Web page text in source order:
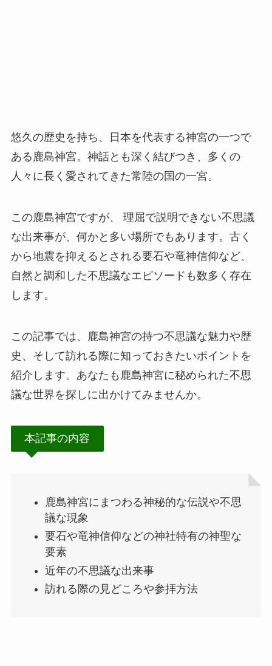
悠久の歴史を持ち、日本を代表する神宮の一つで
ある鹿島神宮。神話とも深く結びつき、多くの
人々に長く愛されてきた常陸の国の一宮。
この鹿島神宮ですが、 理屈で説明できない不思議
な出来事が、何かと多い場所でもあります。古く
から地震を抑えるとされる要石や竜神信仰など、
自然と調和した不思議なエピソードも数多く存在
します。
この記事では、鹿島神宮の持つ不思議な魅力や歴
史、そして訪れる際に知っておきたいポイントを
紹介します。あなたも鹿島神宮に秘められた不思
議な世界を探しに出かけてみませんか。
本記事の内容
鹿島神宮にまつわる神秘的な伝説や不思
議な現象
要石や竜神信仰などの神社特有の神聖な
要素
近年の不思議な出来事
訪れる際の見どころや参拝方法